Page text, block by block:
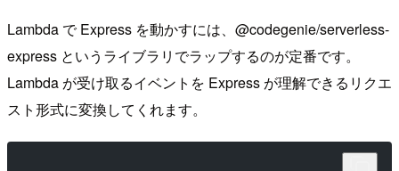
Lambda で Express を動かすには、@codegenie/serverless-
express というライブラリでラップするのが定番です。
Lambda が受け取るイベントを Express が理解できるリクエ
スト形式に変換してくれます。